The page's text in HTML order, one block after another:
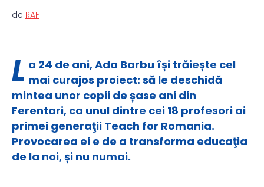
de RAF
L a 24 de ani, Ada Barbu își trăiește cel
mai curajos proiect: să le deschidă
mintea unor copii de șase ani din
Ferentari, ca unul dintre cei 18 profesori ai
primei generaţii Teach for Romania.
Provocarea ei e de a transforma educaţia
de la noi, și nu numai.